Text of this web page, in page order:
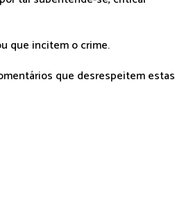
que incitem o crime.
que desrespeitem estas